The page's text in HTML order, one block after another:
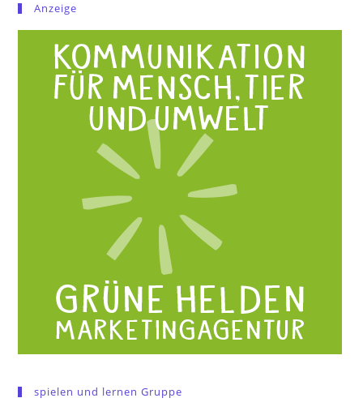
Anzeige
spielen und lernen Gruppe